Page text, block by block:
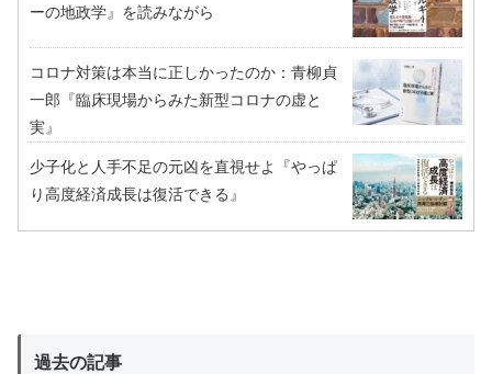
ーの地政学』を読みながら
コロナ対策は本当に正しかったのか：青柳貞
一郎『臨床現場からみた新型コロナの虚と
実』
少子化と人手不足の元凶を直視せよ『やっぱ
り高度経済成長は復活できる』
過去の記事